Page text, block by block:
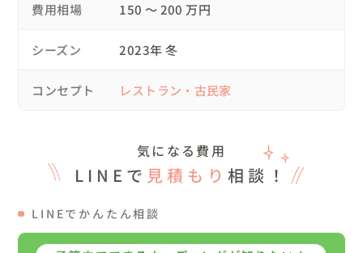
ケーキ入刀のかわりにローストビーフにナイフを♪
で・・)はお子様にもお裾分け♪
に自由に選んで頂きました。
映像ではおふたりの人生の軌跡と、家族としての10年間を
皆で一緒に振り返りました。
そして・・新郎から新婦へ結婚10年のサプライズプレゼン
りました。
退場は花道を作って頂き賑やかな退場を。
費用相場 150 〜 200 万円
シーズン 2023年 冬
コンセプト レストラン・古民家
気になる費用
LINEで 見積もり 相談！
LINEでかんたん相談